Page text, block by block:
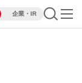
企業・IR